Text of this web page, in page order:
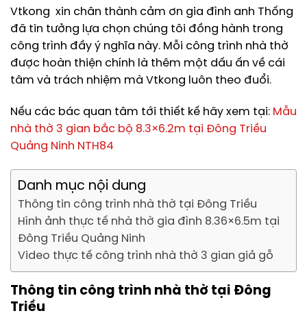
Vtkong xin chân thành cảm ơn gia đình anh Thống
đã tin tưởng lựa chọn chúng tôi đồng hành trong
công trình đầy ý nghĩa này. Mỗi công trình nhà thờ
được hoàn thiện chính là thêm một dấu ấn về cái
tâm và trách nhiệm mà Vtkong luôn theo đuổi.
Nếu các bác quan tâm tới thiết kế hãy xem tại: Mẫu
nhà thờ 3 gian bắc bộ 8.3×6.2m tại Đông Triều
Quảng Ninh NTH84
Danh mục nội dung
Thông tin công trình nhà thờ tại Đông Triều
Hình ảnh thực tế nhà thờ gia đình 8.36×6.5m tại
Đông Triều Quảng Ninh
Video thực tế công trình nhà thờ 3 gian giả gỗ
Thông tin công trình nhà thờ tại Đông
Triều